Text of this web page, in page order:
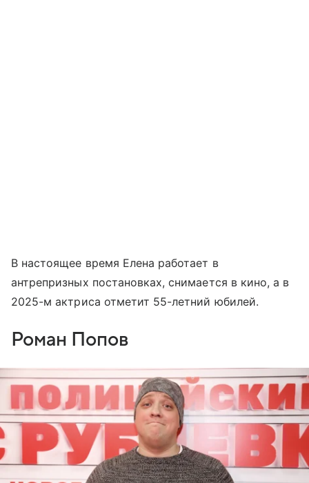
В настоящее время Елена работает в
антрепризных постановках, снимается в кино, а в
2025-м актриса отметит 55-летний юбилей.
Роман Попов